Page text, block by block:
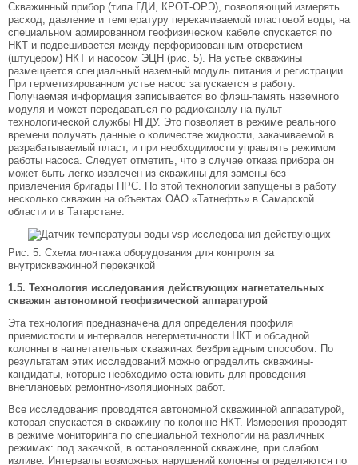
Скважинный прибор (типа ГДИ, КРОТ-ОРЭ), позволяющий измерять
расход, давление и температуру перекачиваемой пластовой воды, на
специальном армированном геофизическом кабеле спускается по
НКТ и подвешивается между перфорированным отверстием
(штуцером) НКТ и насосом ЭЦН (рис. 5). На устье скважины
размещается специальный наземный модуль питания и регистрации.
При герметизированном устье насос запускается в работу.
Получаемая информация записывается во флэш-память наземного
модуля и может передаваться по радиоканалу на пульт
технологической службы НГДУ. Это позволяет в режиме реального
времени получать данные о количестве жидкости, закачиваемой в
разрабатываемый пласт, и при необходимости управлять режимом
работы насоса. Следует отметить, что в случае отказа прибора он
может быть легко извлечен из скважины для замены без
привлечения бригады ПРС. По этой технологии запущены в работу
несколько скважин на объектах ОАО «Татнефть» в Самарской
области и в Татарстане.
Рис. 5. Схема монтажа оборудования для контроля за
внутрискважинной перекачкой
1.5. Технология исследования действующих нагнетательных
скважин автономной геофизической аппаратурой
Эта технология предназначена для определения профиля
приемистости и интервалов негерметичности НКТ и обсадной
колонны в нагнетательных скважинах безбригадным способом. По
результатам этих исследований можно определить скважины-
кандидаты, которые необходимо остановить для проведения
внеплановых ремонтно-изоляционных работ.
Все исследования проводятся автономной скважинной аппаратурой,
которая спускается в скважину по колонне НКТ. Измерения проводят
в режиме мониторинга по специальной технологии на различных
режимах: под закачкой, в остановленной скважине, при слабом
изливе. Интервалы возможных нарушений колонны определяются по